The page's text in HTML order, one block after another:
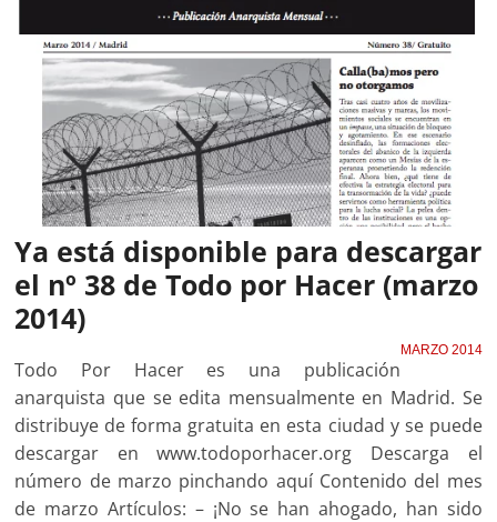
Ya está disponible para descargar
el nº 38 de Todo por Hacer (marzo
2014)
MARZO 2014
Todo Por Hacer es una publicación
anarquista que se edita mensualmente en Madrid. Se
distribuye de forma gratuita en esta ciudad y se puede
descargar en www.todoporhacer.org Descarga el
número de marzo pinchando aquí Contenido del mes
de marzo Artículos: – ¡No se han ahogado, han sido